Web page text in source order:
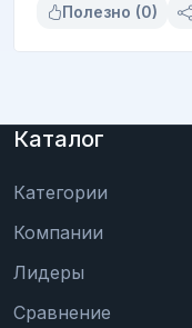
Полезно (0)
Каталог
Категории
Компании
Лидеры
Сравнение